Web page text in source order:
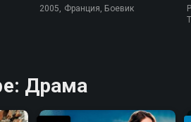
2005, Франция, Боевик
Драма